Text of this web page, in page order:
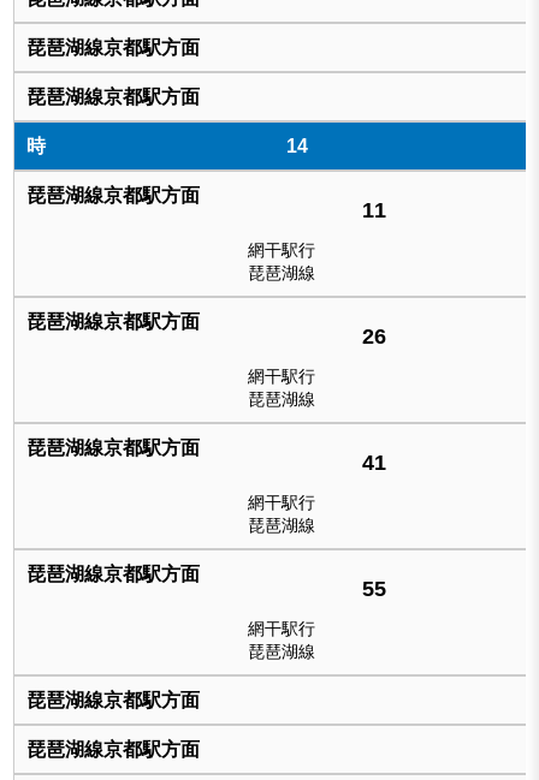
14
11
網干駅行
琵琶湖線
26
網干駅行
琵琶湖線
41
網干駅行
琵琶湖線
55
網干駅行
琵琶湖線